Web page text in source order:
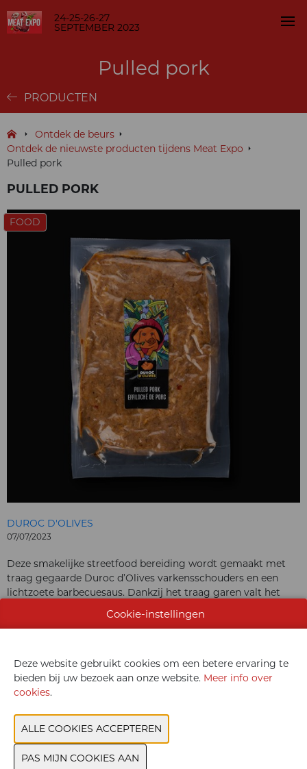
24-25-26-27
SEPTEMBER 2023
Pulled pork
PRODUCTEN
Ontdek de beurs
Ontdek de nieuwste producten tijdens Meat Expo
Pulled pork
PULLED PORK
FOOD
DUROC D'OLIVES
07/07/2023
Deze smakelijke streetfood bereiding wordt gemaakt met
traag gegaarde Duroc d’Olives varkensschouders en een
lichtzoete barbecuesaus. Dankzij het traag garen valt het
Cookie-instellingen
Deze website gebruikt cookies om een betere ervaring te
bieden bij uw bezoek aan onze website. Meer info over
cookies.